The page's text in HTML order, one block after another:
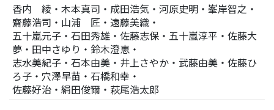
香内 綾・木本真司・成田浩気・河原史明・峯岸智之・
齋藤浩司・山浦 匠・遠藤美織・
五十嵐元子・石田秀雄・佐藤志保・五十嵐淳平・佐藤大
夢・田中さゆり・鈴木澄恵・
志水美紀子・石本由美・井上さやか・武藤由美・佐藤ひ
ろ子・穴澤早苗・石橋和幸・
佐藤好治・絹田俊爾・萩尾浩太郎